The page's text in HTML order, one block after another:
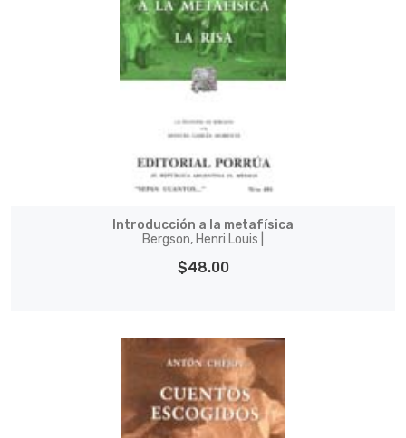
Introducción a la metafísica
Bergson, Henri Louis |
$48.00